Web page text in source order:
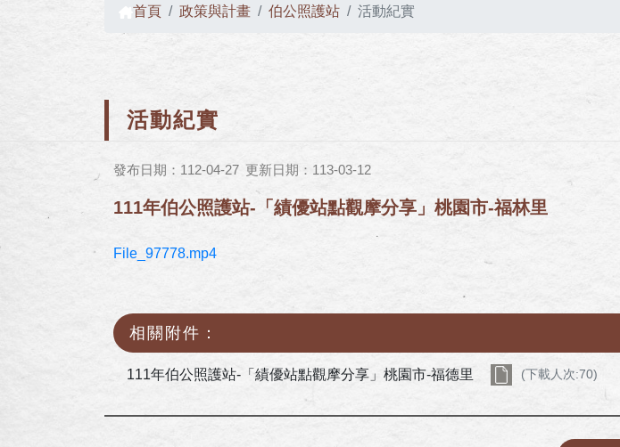
首頁 政策與計畫 伯公照護站 活動紀實
活動紀實
發布日期：112-04-27 更新日期：113-03-12
111年伯公照護站-「績優站點觀摩分享」桃園市-福林里
File_97778.mp4
相關附件：
111年伯公照護站-「績優站點觀摩分享」桃園市-福德里 (下載人次:70)